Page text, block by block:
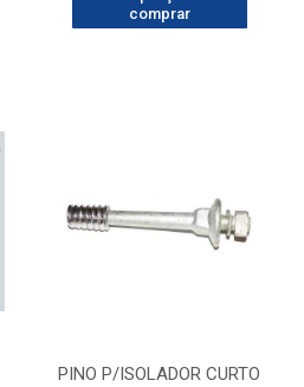
comprar
PINO P/ISOLADOR CURTO